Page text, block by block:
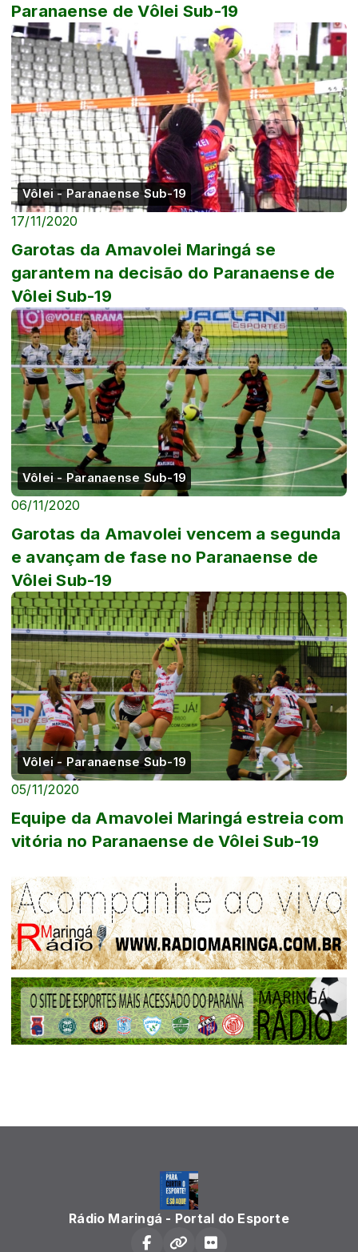
Paranaense de Vôlei Sub-19
Vôlei - Paranaense Sub-19
17/11/2020
Garotas da Amavolei Maringá se
garantem na decisão do Paranaense de
Vôlei Sub-19
Vôlei - Paranaense Sub-19
06/11/2020
Garotas da Amavolei vencem a segunda
e avançam de fase no Paranaense de
Vôlei Sub-19
Vôlei - Paranaense Sub-19
05/11/2020
Equipe da Amavolei Maringá estreia com
vitória no Paranaense de Vôlei Sub-19
Rádio Maringá - Portal do Esporte